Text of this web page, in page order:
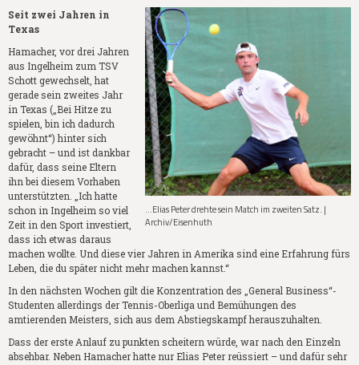
...Elias Peter drehte sein Match im zweiten Satz. |
Archiv/Eisenhuth
Seit zwei Jahren in
Texas
Hamacher, vor drei Jahren
aus Ingelheim zum TSV
Schott gewechselt, hat
gerade sein zweites Jahr
in Texas („Bei Hitze zu
spielen, bin ich dadurch
gewöhnt“) hinter sich
gebracht – und ist dankbar
dafür, dass seine Eltern
ihn bei diesem Vorhaben
unterstützten. „Ich hatte
schon in Ingelheim so viel
Zeit in den Sport investiert,
dass ich etwas daraus
machen wollte. Und diese vier Jahren in Amerika sind eine Erfahrung fürs
Leben, die du später nicht mehr machen kannst.“
In den nächsten Wochen gilt die Konzentration des „General Business“-
Studenten allerdings der Tennis-Oberliga und Bemühungen des
amtierenden Meisters, sich aus dem Abstiegskampf herauszuhalten.
Dass der erste Anlauf zu punkten scheitern würde, war nach den Einzeln
absehbar. Neben Hamacher hatte nur Elias Peter reüssiert – und dafür sehr